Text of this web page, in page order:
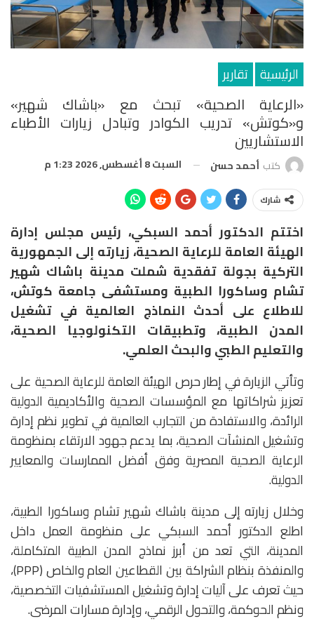
الرئيسية تقارير
«الرعاية الصحية» تبحث مع «باشاك شهير»
و«كوتش» تدريب الكوادر وتبادل زيارات الأطباء
الاستشاريين
كتب أحمد حسن السبت 8 أغسطس, 2026 1:23 م
شارك
اختتم الدكتور أحمد السبكي، رئيس مجلس إدارة
الهيئة العامة للرعاية الصحية، زيارته إلى الجمهورية
التركية بجولة تفقدية شملت مدينة باشاك شهير
تشام وساكورا الطبية ومستشفى جامعة كوتش،
للاطلاع على أحدث النماذج العالمية في تشغيل
المدن الطبية، وتطبيقات التكنولوجيا الصحية،
والتعليم الطبي والبحث العلمي.
وتأتي الزيارة في إطار حرص الهيئة العامة للرعاية الصحية على
تعزيز شراكاتها مع المؤسسات الصحية والأكاديمية الدولية
الرائدة، والاستفادة من التجارب العالمية في تطوير نظم إدارة
وتشغيل المنشآت الصحية، بما يدعم جهود الارتقاء بمنظومة
الرعاية الصحية المصرية وفق أفضل الممارسات والمعايير
الدولية.
وخلال زيارته إلى مدينة باشاك شهير تشام وساكورا الطبية،
اطلع الدكتور أحمد السبكي على منظومة العمل داخل
المدينة، التي تعد من أبرز نماذج المدن الطبية المتكاملة،
والمنفذة بنظام الشراكة بين القطاعين العام والخاص (PPP)،
حيث تعرف على آليات إدارة وتشغيل المستشفيات التخصصية،
ونظم الحوكمة، والتحول الرقمي، وإدارة مسارات المرضى.